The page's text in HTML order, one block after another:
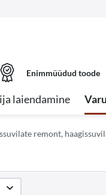
Enimmüüdud toode
laiendamine
remont,